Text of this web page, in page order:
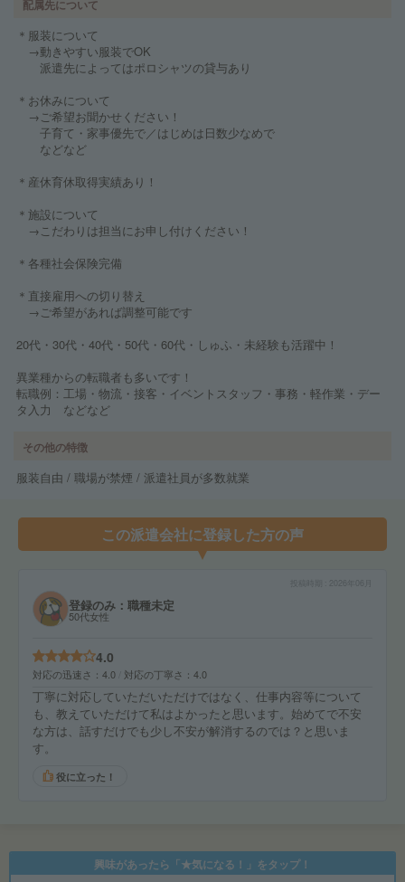
配属先について
＊服装について
→動きやすい服装でOK
派遣先によってはポロシャツの貸与あり
＊お休みについて
→ご希望お聞かせください！
子育て・家事優先で／はじめは日数少なめで
などなど
＊産休育休取得実績あり！
＊施設について
→こだわりは担当にお申し付けください！
＊各種社会保険完備
＊直接雇用への切り替え
→ご希望があれば調整可能です
20代・30代・40代・50代・60代・しゅふ・未経験も活躍中！
異業種からの転職者も多いです！
転職例：工場・物流・接客・イベントスタッフ・事務・軽作業・デー
タ入力 などなど
その他の特徴
服装自由 / 職場が禁煙 / 派遣社員が多数就業
この派遣会社に登録した方の声
登録のみ：職種未定
50代女性
4.0
対応の迅速さ 4.0 対応の丁寧さ 4.0
丁寧に対応していただいただけではなく、仕事内容等について
も、教えていただけて私はよかったと思います。始めてで不安
な方は、話すだけでも少し不安が解消するのでは？と思いま
す。
役に立った！
興味があったら「★気になる！」をタップ！